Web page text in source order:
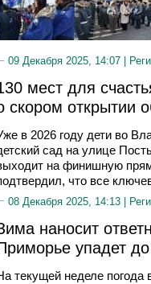
09 Декабря 2025, 14:07 |
мест для
скором открытии
в 2026 году дети во
сад на улице
на финишную
что все
08 Декабря 2025, 14:13 |
наносит
упадет
текущей неделе погода